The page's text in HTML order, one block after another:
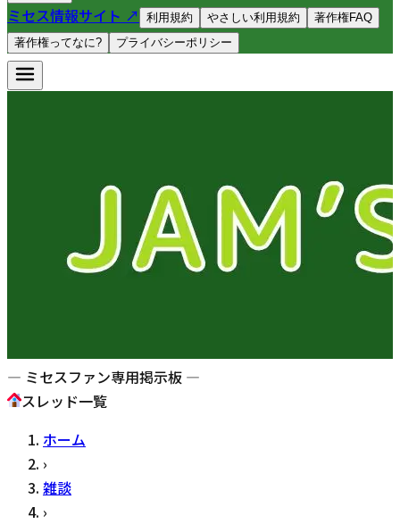
ミセス情報サイト ↗ 利用規約 やさしい利用規約
著作権FAQ
著作権ってなに?
プライバシーポリシー
— ミセスファン専用掲示板 —
スレッド一覧
ホーム
›
雑談
›